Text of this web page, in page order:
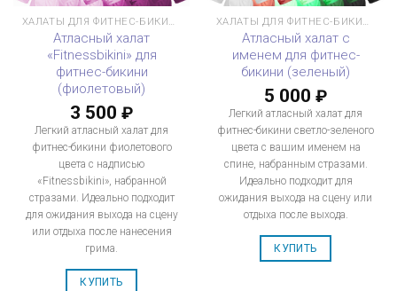
ХАЛАТЫ ДЛЯ ФИТНЕС-БИКИНИ
Атласный халат
«Fitnessbikini» для
фитнес-бикини
(фиолетовый)
3 500 ₽
Легкий атласный халат для
фитнес-бикини фиолетового
цвета с надписью
«Fitnessbikini», набранной
стразами. Идеально подходит
для ожидания выхода на сцену
или отдыха после нанесения
грима.
КУПИТЬ
ХАЛАТЫ ДЛЯ ФИТНЕС-БИКИНИ
Атласный халат с
именем для фитнес-
бикини (зеленый)
5 000 ₽
Легкий атласный халат для
фитнес-бикини светло-зеленого
цвета с вашим именем на
спине, набранным стразами.
Идеально подходит для
ожидания выхода на сцену или
отдыха после выхода.
КУПИТЬ